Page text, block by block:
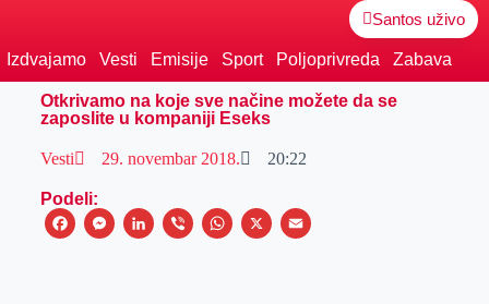
Santos uživo
Izdvajamo Vesti Emisije Sport Poljoprivreda Zabava
Otkrivamo na koje sve načine možete da se
zaposlite u kompaniji Eseks
Vesti 29. novembar 2018. 20:22
Podeli:
F
M
L
V
W
X
E